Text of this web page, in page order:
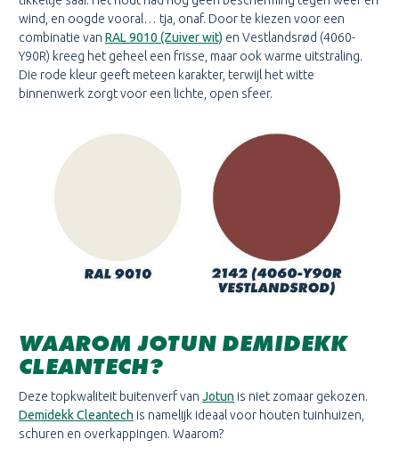
wind, en oogde vooral… tja, onaf. Door te kiezen voor een
combinatie van RAL 9010 (Zuiver wit) en Vestlandsrød (4060-
Y90R) kreeg het geheel een frisse, maar ook warme uitstraling.
Die rode kleur geeft meteen karakter, terwijl het witte
binnenwerk zorgt voor een lichte, open sfeer.
WAAROM JOTUN DEMIDEKK
CLEANTECH?
Deze topkwaliteit buitenverf van Jotun is niet zomaar gekozen.
Demidekk Cleantech is namelijk ideaal voor houten tuinhuizen,
schuren en overkappingen. Waarom?